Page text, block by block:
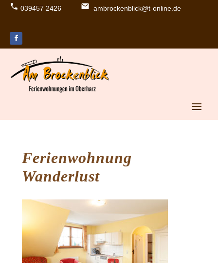
al
p
h
e
039457 2426
o
ambrockenblick@t-online.de
Ferienwohnung
Wanderlust